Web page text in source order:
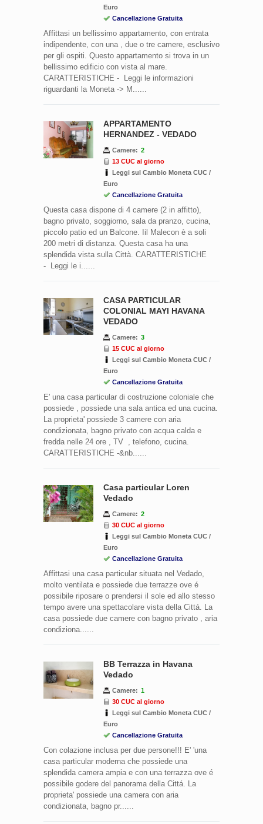
Euro
Cancellazione Gratuita
Affittasi un bellissimo appartamento, con entrata
indipendente, con una , due o tre camere, esclusivo
per gli ospiti. Questo appartamento si trova in un
bellissimo edificio con vista al mare.
CARATTERISTICHE - Leggi le informazioni
riguardanti la Moneta -> M......
APPARTAMENTO
HERNANDEZ - VEDADO
Camere: 2
13 CUC al giorno
Leggi sul Cambio Moneta CUC /
Euro
Cancellazione Gratuita
Questa casa dispone di 4 camere (2 in affitto),
bagno privato, soggiorno, sala da pranzo, cucina,
piccolo patio ed un Balcone. Iil Malecon è a soli
200 metri di distanza. Questa casa ha una
splendida vista sulla Città. CARATTERISTICHE
- Leggi le i......
CASA PARTICULAR
COLONIAL MAYI HAVANA
VEDADO
Camere: 3
15 CUC al giorno
Leggi sul Cambio Moneta CUC /
Euro
Cancellazione Gratuita
E' una casa particular di costruzione coloniale che
possiede , possiede una sala antica ed una cucina.
La proprieta' possiede 3 camere con aria
condizionata, bagno privato con acqua calda e
fredda nelle 24 ore , TV , telefono, cucina.
CARATTERISTICHE -&nb......
Casa particular Loren
Vedado
Camere: 2
30 CUC al giorno
Leggi sul Cambio Moneta CUC /
Euro
Cancellazione Gratuita
Affittasi una casa particular situata nel Vedado,
molto ventilata e possiede due terrazze ove é
possibile riposare o prendersi il sole ed allo stesso
tempo avere una spettacolare vista della Cittá. La
casa possiede due camere con bagno privato , aria
condiziona......
BB Terrazza in Havana
Vedado
Camere: 1
30 CUC al giorno
Leggi sul Cambio Moneta CUC /
Euro
Cancellazione Gratuita
Con colazione inclusa per due persone!!! E' 'una
casa particular moderna che possiede una
splendida camera ampia e con una terrazza ove é
possibile godere del panorama della Cittá. La
proprieta' possiede una camera con aria
condizionata, bagno pr......